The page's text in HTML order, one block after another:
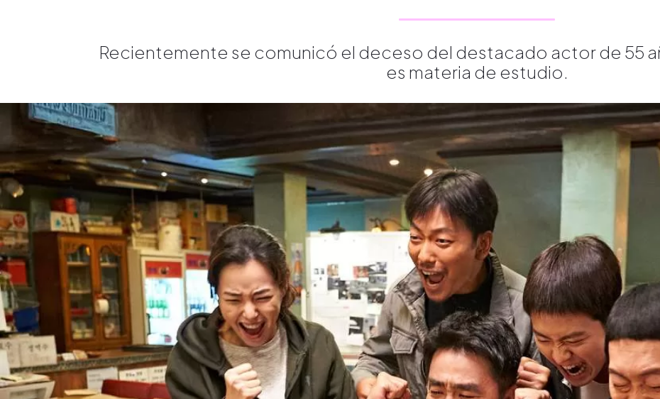
Recientemente se comunicó el deceso del destacado actor de 55
es materia de estudio.